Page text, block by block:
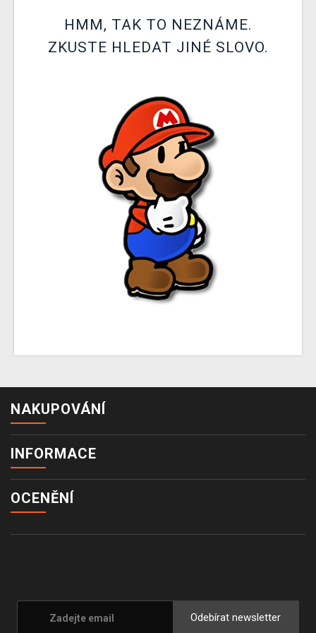
DOPRAVA
XZONE KLUB
VÝKUP HER (BAZAR)
HMM, TAK TO NEZNÁME.
ZKUSTE HLEDAT JINÉ SLOVO.
NAKUPOVÁNÍ
INFORMACE
OCENĚNÍ
Odebírat newsletter